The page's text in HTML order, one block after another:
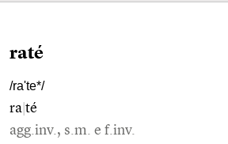
raté
/ra'te*/
ra té
agg.inv., s.m. e f.inv.